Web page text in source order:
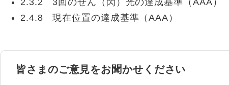
2.3.2 3回のせん（閃）光の達成基準（AAA）
2.4.8 現在位置の達成基準（AAA）
皆さまのご意見をお聞かせください